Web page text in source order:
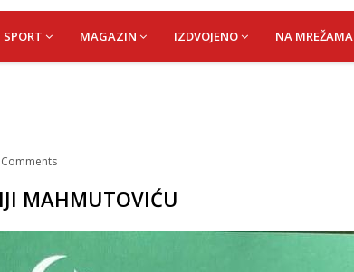
Nezvanično, osumnjičena supruga ubijenog
SPORT MAGAZIN IZDVOJENO NA MREŽAMA
Comments
MAHMUTOVIĆU